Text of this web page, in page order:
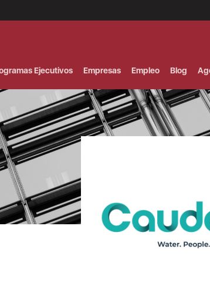
Ejecutivos Empresas Empleo Blog